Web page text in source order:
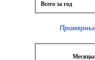
Всего за год
Месяцы